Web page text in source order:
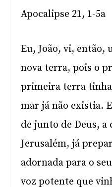
Apocalipse 21, 1-5a
Eu, João, vi, então,
nova terra, pois o
primeira terra
mar já não existia.
de junto de Deus, a
Jerusalém, já
adornada para o
voz potente que